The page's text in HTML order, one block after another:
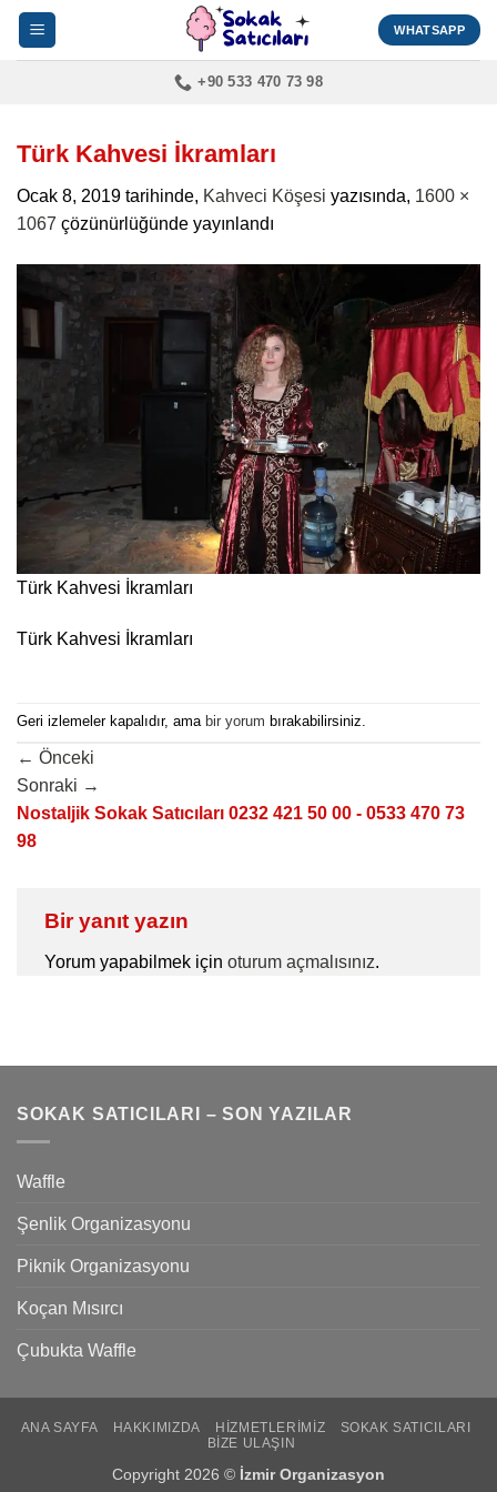
İçeriğe
atla
WHATSAPP
+90 533 470 73 98
Türk Kahvesi İkramları
Ocak 8, 2019 tarihinde, Kahveci Köşesi yazısında, 1600 ×
1067 çözünürlüğünde yayınlandı
Türk Kahvesi İkramları
Türk Kahvesi İkramları
Geri izlemeler kapalıdır, ama bir yorum bırakabilirsiniz.
← Önceki
Sonraki →
Nostaljik Sokak Satıcıları 0232 421 50 00 - 0533 470 73
98
Bir yanıt yazın
Yorum yapabilmek için oturum açmalısınız.
SOKAK SATICILARI – SON YAZILAR
Waffle
Şenlik Organizasyonu
Piknik Organizasyonu
Koçan Mısırcı
Çubukta Waffle
ANA SAYFA HAKKIMIZDA HIZMETLERIMIZ
SOKAK SATICILARI
BIZE ULAŞIN
Copyright 2026 © İzmir Organizasyon